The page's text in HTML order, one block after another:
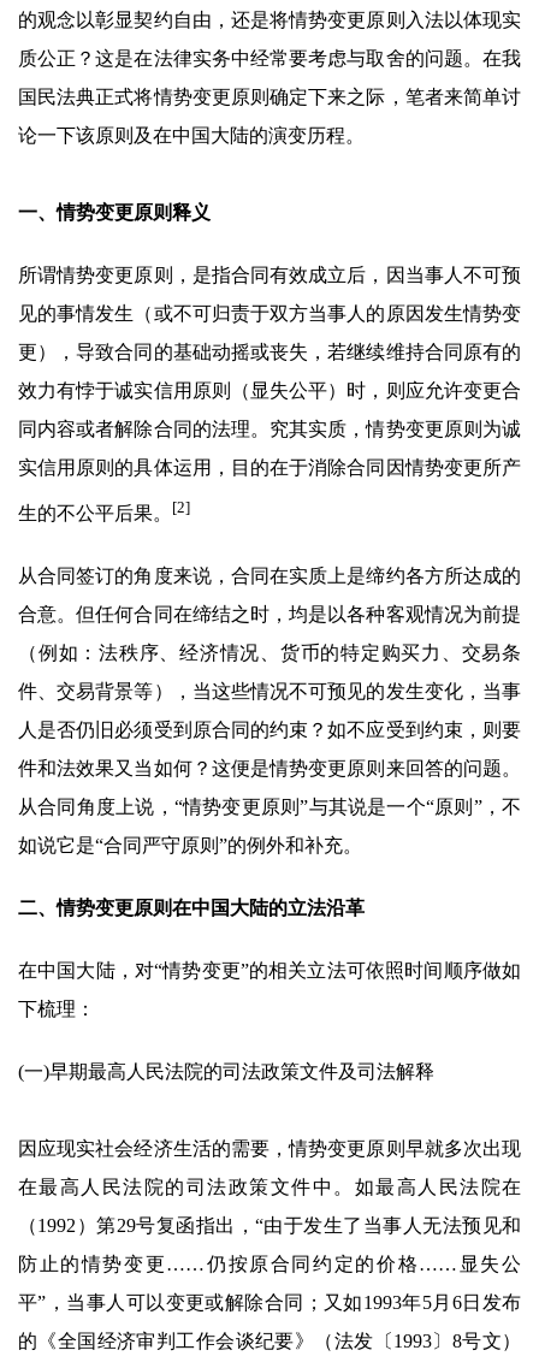
的观念以彰显契约自由，还是将情势变更原则入法以体现实
质公正？这是在法律实务中经常要考虑与取舍的问题。在我
国民法典正式将情势变更原则确定下来之际，笔者来简单讨
论一下该原则及在中国大陆的演变历程。
一、情势变更原则释义
所谓情势变更原则，是指合同有效成立后，因当事人不可预
见的事情发生（或不可归责于双方当事人的原因发生情势变
更），导致合同的基础动摇或丧失，若继续维持合同原有的
效力有悖于诚实信用原则（显失公平）时，则应允许变更合
同内容或者解除合同的法理。究其实质，情势变更原则为诚
实信用原则的具体运用，目的在于消除合同因情势变更所产
生的不公平后果。 [2]
从合同签订的角度来说，合同在实质上是缔约各方所达成的
合意。但任何合同在缔结之时，均是以各种客观情况为前提
（例如：法秩序、经济情况、货币的特定购买力、交易条
件、交易背景等），当这些情况不可预见的发生变化，当事
人是否仍旧必须受到原合同的约束？如不应受到约束，则要
件和法效果又当如何？这便是情势变更原则来回答的问题。
从合同角度上说，“情势变更原则”与其说是一个“原则”，不
如说它是“合同严守原则”的例外和补充。
二、情势变更原则在中国大陆的立法沿革
在中国大陆，对“情势变更”的相关立法可依照时间顺序做如
下梳理：
(一)早期最高人民法院的司法政策文件及司法解释
因应现实社会经济生活的需要，情势变更原则早就多次出现
在最高人民法院的司法政策文件中。如最高人民法院在
（1992）第29号复函指出，“由于发生了当事人无法预见和
防止的情势变更……仍按原合同约定的价格……显失公
平”，当事人可以变更或解除合同；又如1993年5月6日发布
的《全国经济审判工作会谈纪要》（法发〔1993〕8号文）